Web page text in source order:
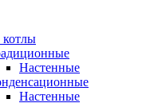
котлы
Настенные
Настенные